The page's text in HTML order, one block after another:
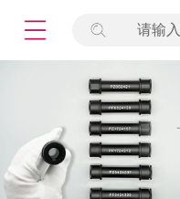
请输
标准物质
产品专项